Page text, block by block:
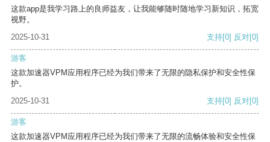
这款app是我学习路上的良师益友，让我能够随时随地学习新知识，拓宽
视野。
2025-10-31
支持[0] 反对[0]
游客
这款加速器VPM应用程序已经为我们带来了无限的隐私保护和安全性保
护。
2025-10-31
支持[0] 反对[0]
游客
这款加速器VPM应用程序已经为我们带来了无限的流畅体验和安全性保